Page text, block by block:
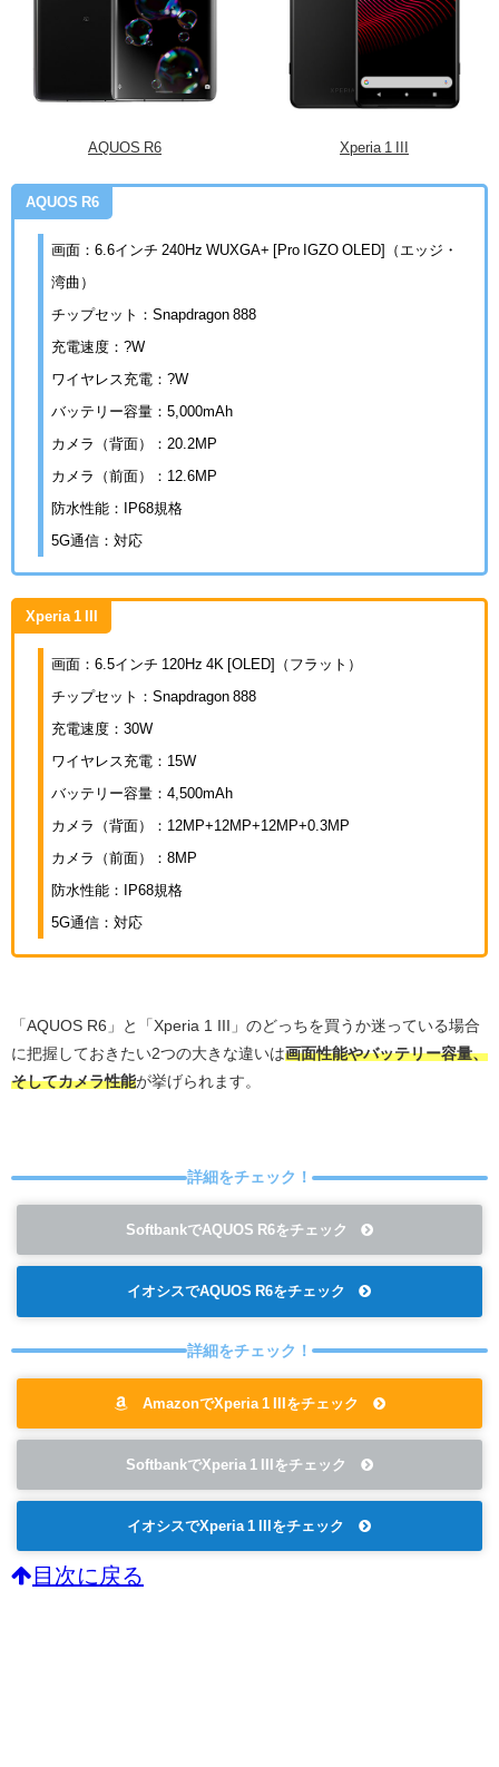
AQUOS R6 Xperia 1 III
AQUOS R6
画面：6.6インチ 240Hz WUXGA+ [Pro IGZO OLED]（エッジ・
湾曲）
チップセット：Snapdragon 888
充電速度：?W
ワイヤレス充電：?W
バッテリー容量：5,000mAh
カメラ（背面）：20.2MP
カメラ（前面）：12.6MP
防水性能：IP68規格
5G通信：対応
Xperia 1 III
画面：6.5インチ 120Hz 4K [OLED]（フラット）
チップセット：Snapdragon 888
充電速度：30W
ワイヤレス充電：15W
バッテリー容量：4,500mAh
カメラ（背面）：12MP+12MP+12MP+0.3MP
カメラ（前面）：8MP
防水性能：IP68規格
5G通信：対応
「AQUOS R6」と「Xperia 1 III」のどっちを買うか迷っている場合
に把握しておきたい2つの大きな違いは画面性能やバッテリー容量、
そしてカメラ性能が挙げられます。
詳細をチェック！
SoftbankでAQUOS R6をチェック
イオシスでAQUOS R6をチェック
詳細をチェック！
AmazonでXperia 1 IIIをチェック
SoftbankでXperia 1 IIIをチェック
イオシスでXperia 1 IIIをチェック
目次に戻る